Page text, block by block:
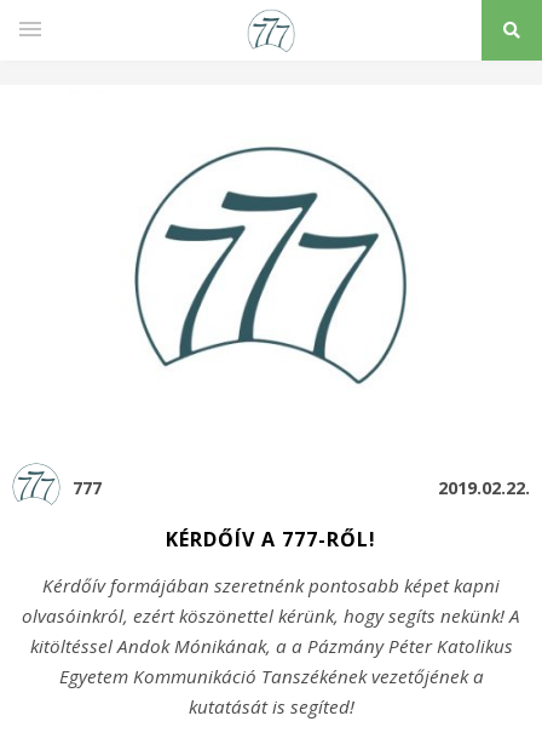
777 2019.02.22.
KÉRDŐÍV A 777-RŐL!
Kérdőív formájában szeretnénk pontosabb képet kapni
olvasóinkról, ezért köszönettel kérünk, hogy segíts nekünk! A
kitöltéssel Andok Mónikának, a a Pázmány Péter Katolikus
Egyetem Kommunikáció Tanszékének vezetőjének a
kutatását is segíted!